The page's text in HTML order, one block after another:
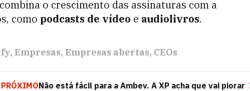
o crescimento das assinaturas com a
como podcasts de vídeo e audiolivros.
Empresas Empresas abertas CEOs
PRÓXIMONão está fácil para a Ambev. A XP acha que vai piorar